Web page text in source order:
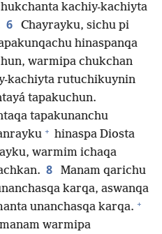
kachiy-kachiyta
6
Chayrayku, sichu pi
hinaspanqa
warmipa chukchan
kachiyta rutuchikuynin
tapakuchun.
tapakunanchu
+ hinaspa Diosta
warmim ichaqa
8
Manam qarichu
karqa, aswanqa
unanchasqa karqa. +
warmipa